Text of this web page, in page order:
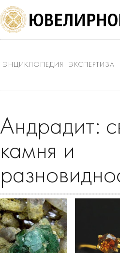
ЭНЦИКЛОПЕДИЯ ЭКСПЕРТИЗА
Андрадит:
камня и